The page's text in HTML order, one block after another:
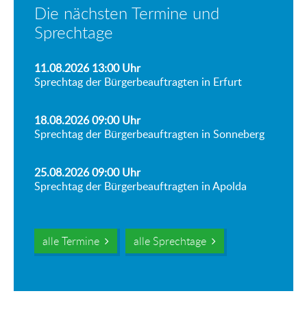
Die nächsten Termine und
Sprechtage
11.08.2026 13:00Uhr
Sprechtag der Bürgerbeauftragten in Erfurt
18.08.2026 09:00Uhr
Sprechtag der Bürgerbeauftragten in Sonneberg
25.08.2026 09:00Uhr
Sprechtag der Bürgerbeauftragten in Apolda
alle Termine alle Sprechtage